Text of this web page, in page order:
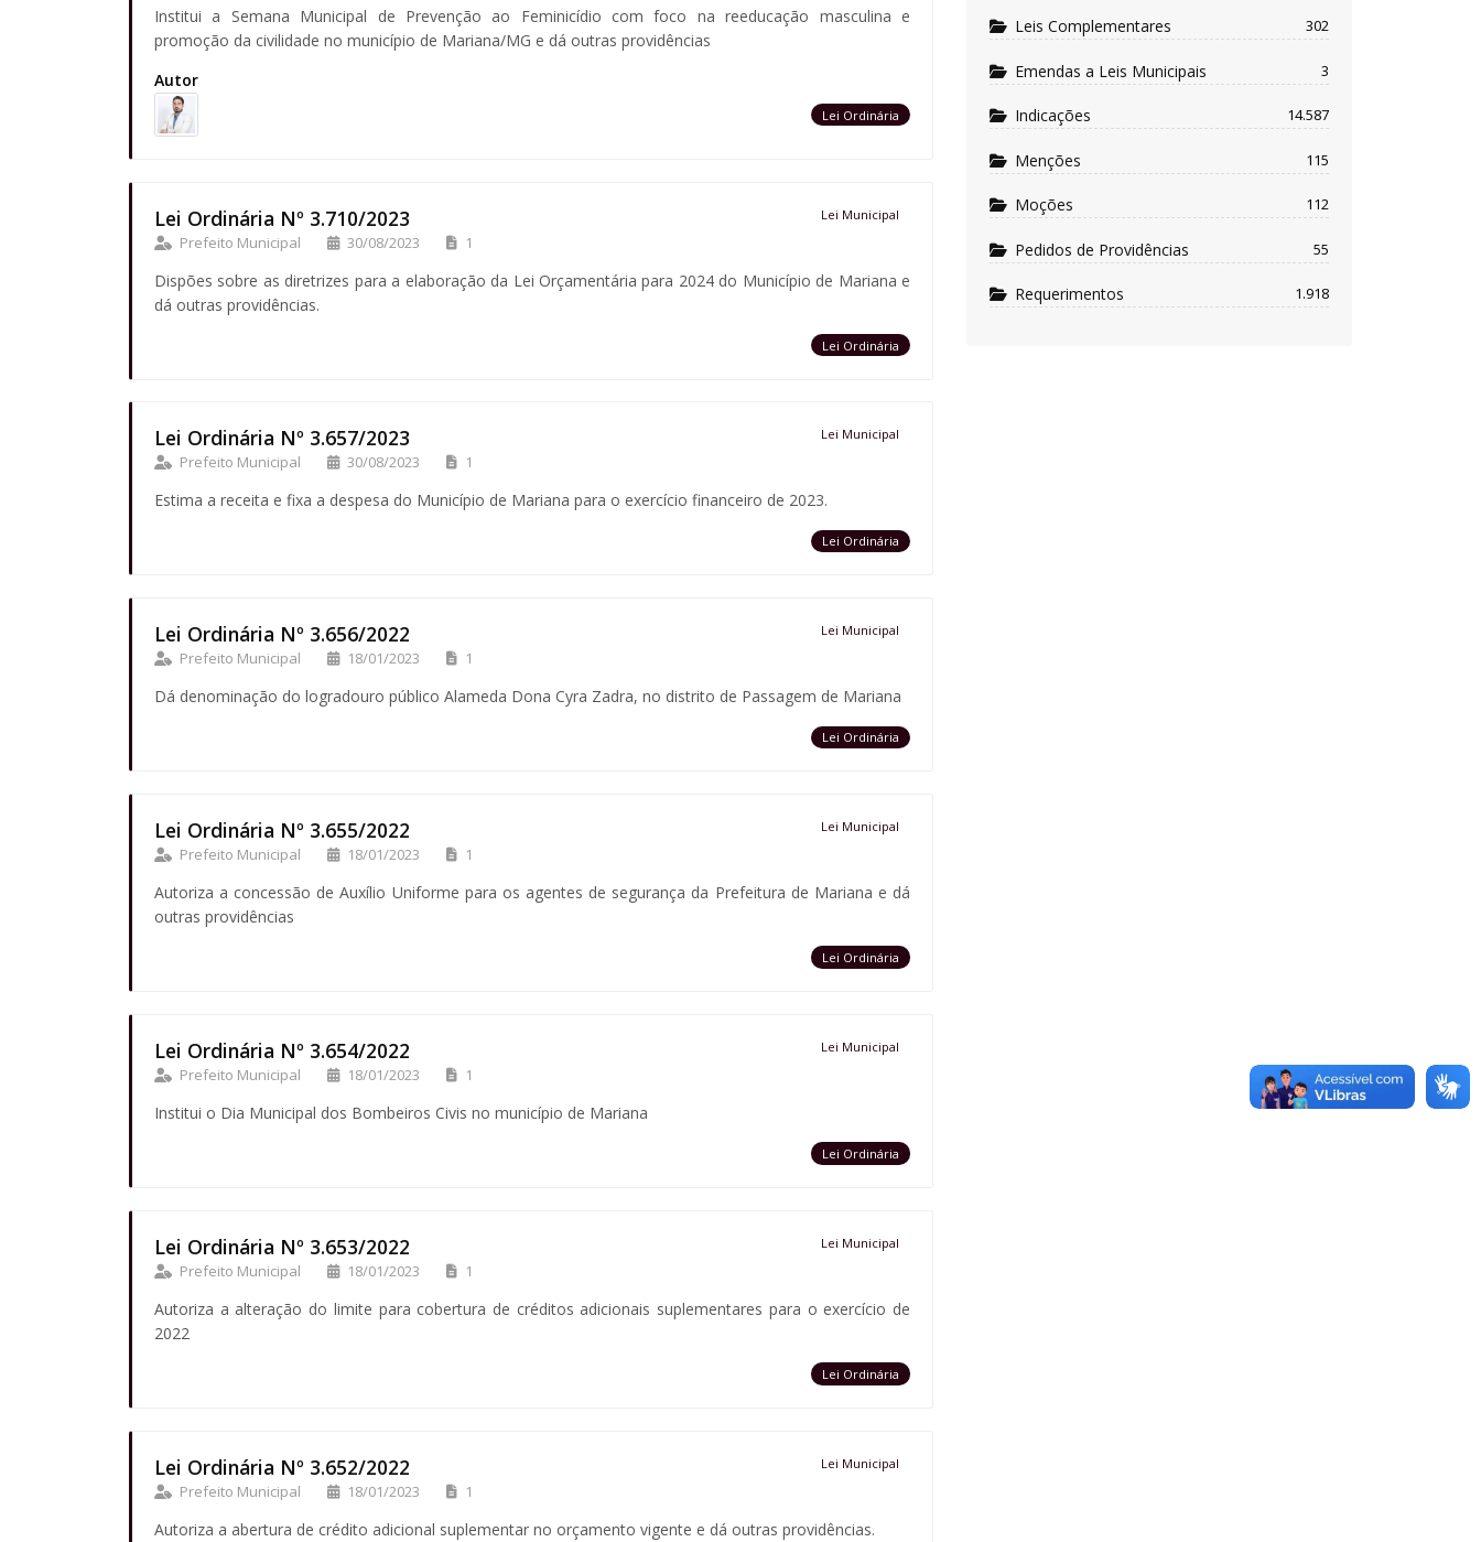
Institui a Semana Municipal de Prevenção ao Feminicídio com foco na reeducação masculina e
promoção da civilidade no município de Mariana/MG e dá outras providências
Autor
Lei Ordinária
Lei Ordinária Nº 3.710/2023 Lei Municipal
Prefeito Municipal 30/08/2023 1
Dispões sobre as diretrizes para a elaboração da Lei Orçamentária para 2024 do Município de Mariana e
dá outras providências.
Lei Ordinária
Lei Ordinária Nº 3.657/2023 Lei Municipal
Prefeito Municipal 30/08/2023 1
Estima a receita e fixa a despesa do Município de Mariana para o exercício financeiro de 2023.
Lei Ordinária
Lei Ordinária Nº 3.656/2022 Lei Municipal
Prefeito Municipal 18/01/2023 1
Dá denominação do logradouro público Alameda Dona Cyra Zadra, no distrito de Passagem de Mariana
Lei Ordinária
Lei Ordinária Nº 3.655/2022 Lei Municipal
Prefeito Municipal 18/01/2023 1
Autoriza a concessão de Auxílio Uniforme para os agentes de segurança da Prefeitura de Mariana e dá
outras providências
Lei Ordinária
Lei Ordinária Nº 3.654/2022 Lei Municipal
Prefeito Municipal 18/01/2023 1
Institui o Dia Municipal dos Bombeiros Civis no município de Mariana
Lei Ordinária
Lei Ordinária Nº 3.653/2022 Lei Municipal
Prefeito Municipal 18/01/2023 1
Autoriza a alteração do limite para cobertura de créditos adicionais suplementares para o exercício de
2022
Lei Ordinária
Lei Ordinária Nº 3.652/2022 Lei Municipal
Prefeito Municipal 18/01/2023 1
Autoriza a abertura de crédito adicional suplementar no orçamento vigente e dá outras providências.
Leis Complementares 302
Emendas a Leis Municipais 3
Indicações 14.587
Menções 115
Moções 112
Pedidos de Providências 55
Requerimentos 1.918